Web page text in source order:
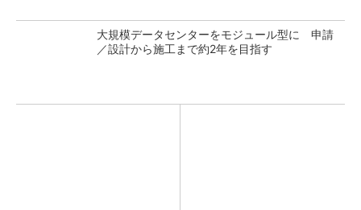
大規模データセンターをモジュール型に 申請
／設計から施工まで約2年を目指す